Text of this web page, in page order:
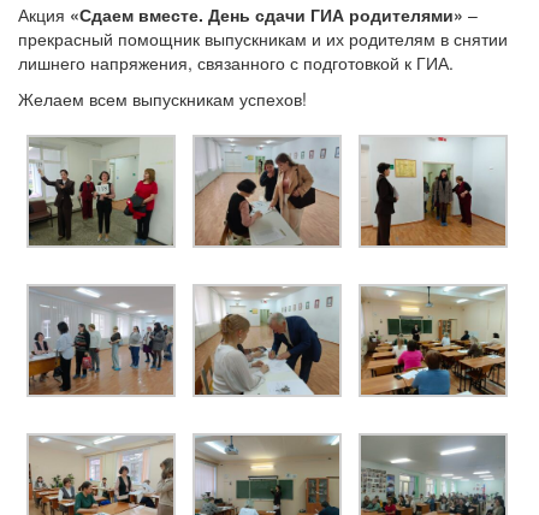
Акция «Сдаем вместе. День сдачи ГИА родителями» –
прекрасный помощник выпускникам и их родителям в снятии
лишнего напряжения, связанного с подготовкой к ГИА.
Желаем всем выпускникам успехов!